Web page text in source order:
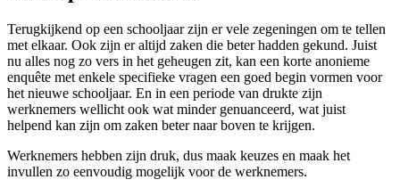
Terugkijkend op een schooljaar zijn er vele zegeningen om te tellen
met elkaar. Ook zijn er altijd zaken die beter hadden gekund. Juist
nu alles nog zo vers in het geheugen zit, kan een korte anonieme
enquête met enkele specifieke vragen een goed begin vormen voor
het nieuwe schooljaar. En in een periode van drukte zijn
werknemers wellicht ook wat minder genuanceerd, wat juist
helpend kan zijn om zaken beter naar boven te krijgen.
Werknemers hebben zijn druk, dus maak keuzes en maak het
invullen zo eenvoudig mogelijk voor de werknemers.